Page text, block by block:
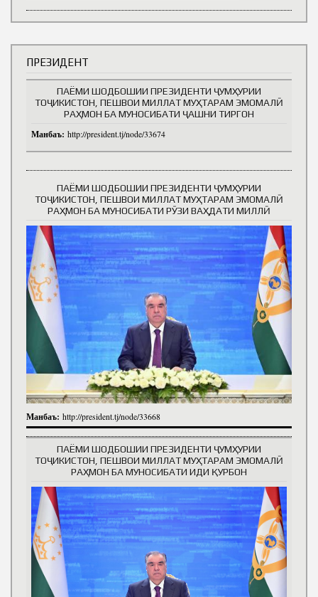
ПРЕЗИДЕНТ
ПАЁМИ ШОДБОШИИ ПРЕЗИДЕНТИ ҶУМҲУРИИ
ТОҶИКИСТОН, ПЕШВОИ МИЛЛАТ МУҲТАРАМ ЭМОМАЛӢ
РАҲМОН БА МУНОСИБАТИ ҶАШНИ ТИРГОН
Манбаъ: http://president.tj/node/33674
ПАЁМИ ШОДБОШИИ ПРЕЗИДЕНТИ ҶУМҲУРИИ
ТОҶИКИСТОН, ПЕШВОИ МИЛЛАТ МУҲТАРАМ ЭМОМАЛӢ
РАҲМОН БА МУНОСИБАТИ РӮЗИ ВАҲДАТИ МИЛЛӢ
Манбаъ: http://president.tj/node/33668
ПАЁМИ ШОДБОШИИ ПРЕЗИДЕНТИ ҶУМҲУРИИ
ТОҶИКИСТОН, ПЕШВОИ МИЛЛАТ МУҲТАРАМ ЭМОМАЛӢ
РАҲМОН БА МУНОСИБАТИ ИДИ ҚУРБОН